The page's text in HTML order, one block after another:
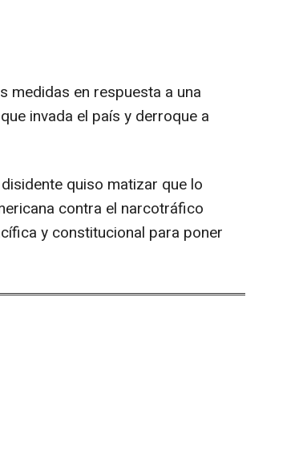
medidas en respuesta a una
invada el país y derroque a
quiso matizar que lo
contra el narcotráfico
y constitucional para poner